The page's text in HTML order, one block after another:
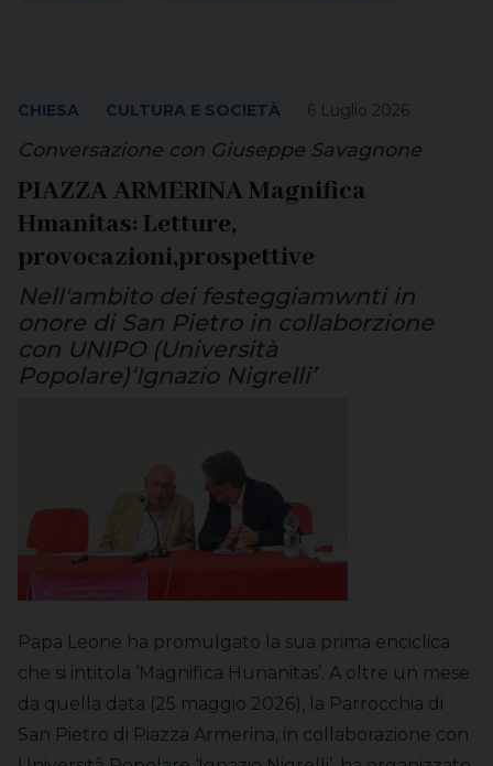
6 Luglio 2026
CHIESA CULTURA E SOCIETÀ
Conversazione con Giuseppe Savagnone
PIAZZA ARMERINA Magnifica
Hmanitas: Letture,
provocazioni,prospettive
Nell'ambito dei festeggiamwnti in
onore di San Pietro in collaborzione
con UNIPO (Università
Popolare)‘Ignazio Nigrelli’
Papa Leone ha promulgato la sua prima enciclica
che si intitola ‘Magnifica Hunanitas’. A oltre un mese
da quella data (25 maggio 2026), la Parrocchia di
San Pietro di Piazza Armerina, in collaborazione con